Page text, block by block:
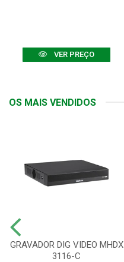
VER PREÇO
OS MAIS VENDIDOS
GRAVADOR DIG VIDEO MHDX
3116-C